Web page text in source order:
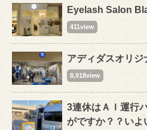
Eyelash Salon
411view
アディダスオリジ
8,918view
3連休はＡＩ運行
がですか？？いよ